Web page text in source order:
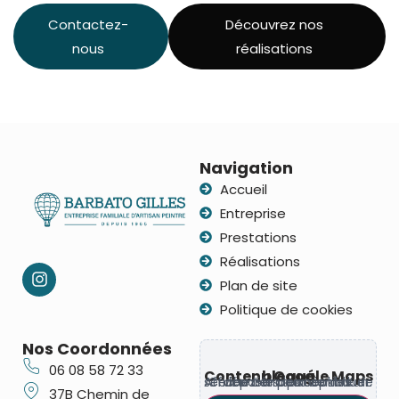
Contactez-
nous
Découvrez nos
réalisations
Navigation
Accueil
Entreprise
Prestations
Réalisations
Plan de site
Politique de cookies
Nos Coordonnées
06 08 58 72 33
37B Chemin de
Contenu Google Maps bloqué
Ce contenu provient d’un service tiers susceptible de déposer des cookies. Affichez-le pour continuer.